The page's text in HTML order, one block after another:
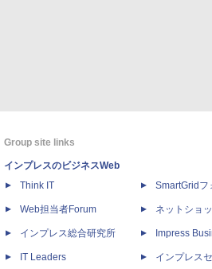
Group site links
インプレスのビジネスWeb
Think IT
Web担当者Forum
インプレス総合研究所
IT Leaders
SmartGridフ
ネットショ
Impress
インプレス